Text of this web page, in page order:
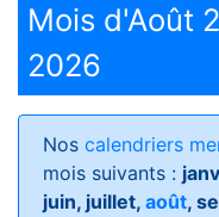
Mois d'Août
2026
Nos calendriers
mois suivants :
juin, juillet, août,